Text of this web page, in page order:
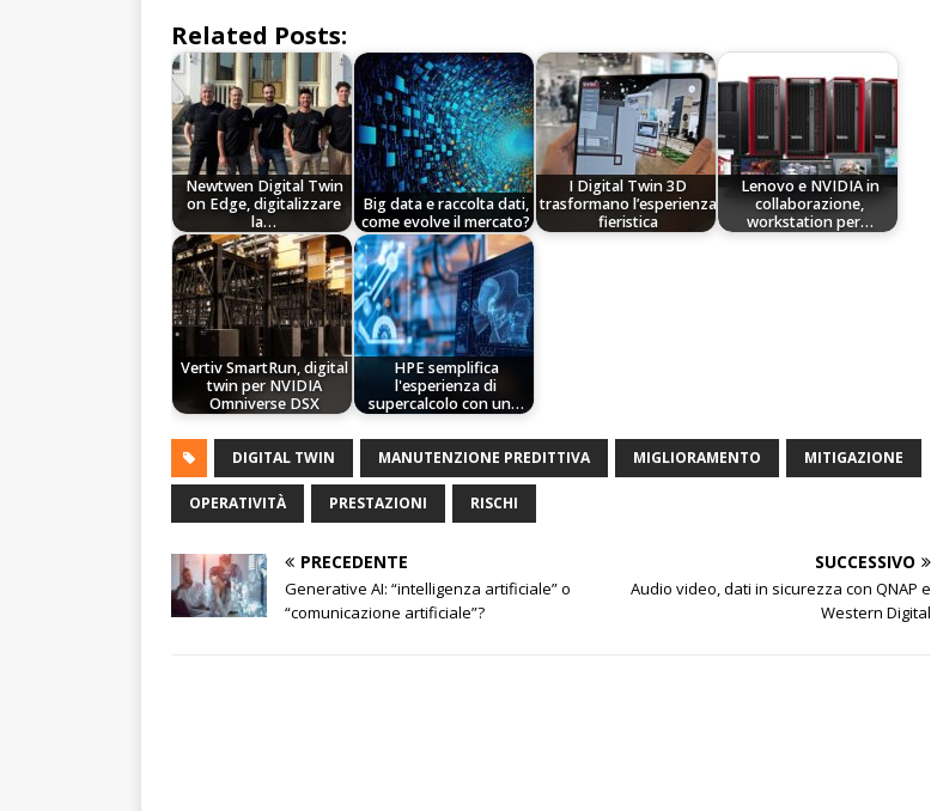
Related Posts:
Newtwen Digital Twin
on Edge, digitalizzare
la…
Big data e raccolta dati,
come evolve il mercato?
I Digital Twin 3D
trasformano l’esperienza
fieristica
Lenovo e NVIDIA in
collaborazione,
workstation per…
Vertiv SmartRun, digital
twin per NVIDIA
Omniverse DSX
HPE semplifica
l'esperienza di
supercalcolo con un…
DIGITAL TWIN MANUTENZIONE PREDITTIVA MIGLIORAMENTO MITIGAZIONE
OPERATIVITÀ PRESTAZIONI RISCHI
PRECEDENTE
Generative AI: “intelligenza artificiale” o
“comunicazione artificiale”?
SUCCESSIVO
Audio video, dati in sicurezza con QNAP e
Western Digital